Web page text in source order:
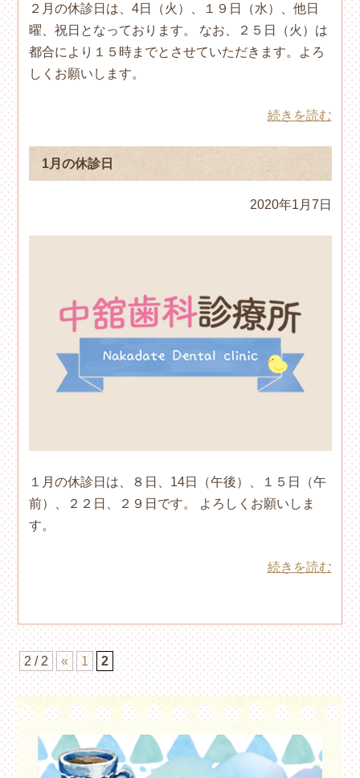
２月の休診日は、4日（火）、１９日（水）、他日
曜、祝日となっております。 なお、２５日（火）は
都合により１５時までとさせていただきます。よろ
しくお願いします。
続きを読む
1月の休診日
2020年1月7日
１月の休診日は、８日、14日（午後）、１５日（午
前）、２２日、２９日です。 よろしくお願いしま
す。
続きを読む
2 / 2 « 1 2